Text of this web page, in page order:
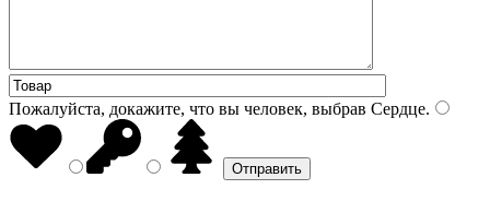
Пожалуйста, докажите, что вы человек, выбрав Сердце.